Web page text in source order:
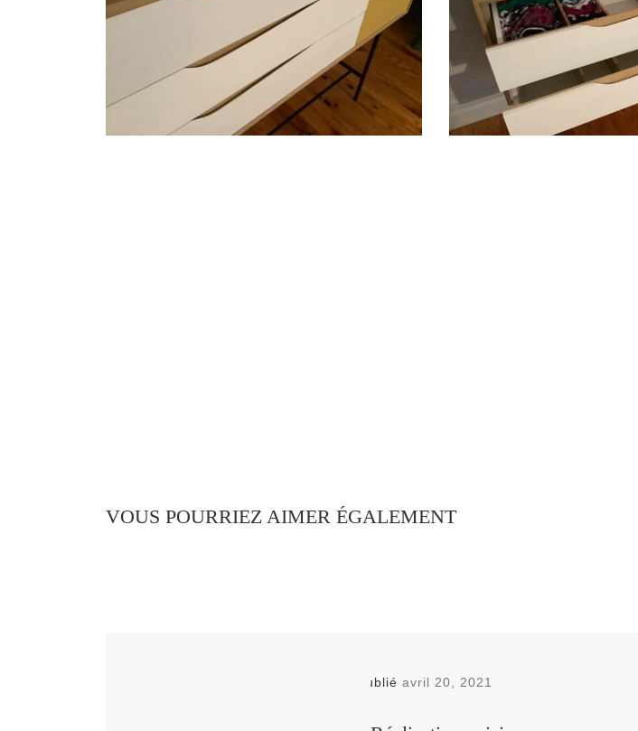
VOUS POURRIEZ AIMER ÉGALEMENT
Publiéavril 20, 2021